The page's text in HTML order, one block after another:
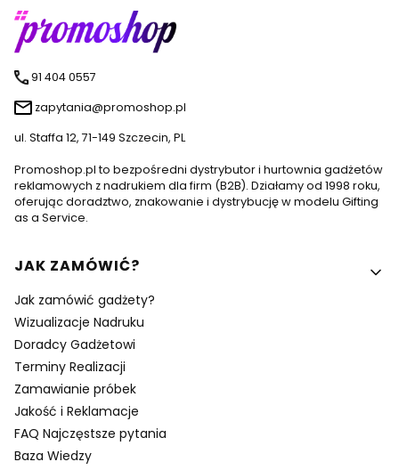
91 404 0557
zapytania@promoshop.pl
ul. Staffa 12, 71-149 Szczecin, PL
Promoshop.pl to bezpośredni dystrybutor i hurtownia gadżetów
reklamowych z nadrukiem dla firm (B2B). Działamy od 1998 roku,
oferując doradztwo, znakowanie i dystrybucję w modelu Gifting
as a Service.
Linki w stopce
JAK ZAMÓWIĆ?
Jak zamówić gadżety?
Wizualizacje Nadruku
Doradcy Gadżetowi
Terminy Realizacji
Zamawianie próbek
Jakość i Reklamacje
FAQ Najczęstsze pytania
Baza Wiedzy